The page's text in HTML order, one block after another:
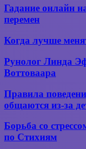
отдохнуть
за неделю?
Гадание
онлайн
на
Скоро
ветер
перемен
Гадание онлайн
перемен
Когда
лучше
менять
работу?
Когда лучше
Рунолог
Линда
Эфрас:
место
Силы —
Рунолог Линда
Воттоваара
Правила
поведения
бывших
которые
общаются
Правила
общаются из-за
Борьба
со стрессом:
методы
Борьба со
по Стихиям